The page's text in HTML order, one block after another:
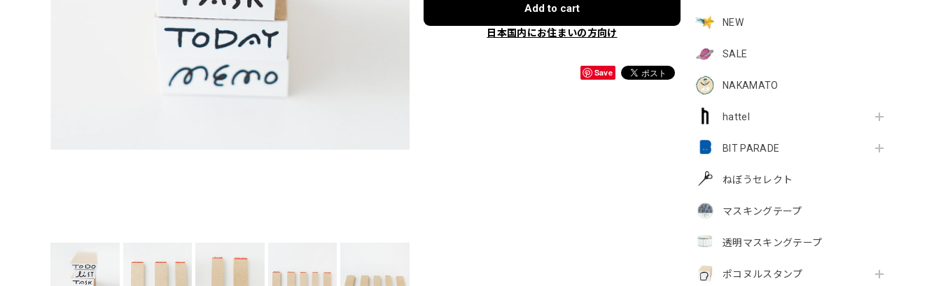
NEW
SALE
NAKAMATO
hattel
BIT PARADE
ねぼうセレクト
マスキングテープ
透明マスキングテープ
ポコヌルスタンプ
Add to cart
日本国内にお住まいの方向け
Save